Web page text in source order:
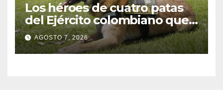
Los héroes de cuatro patas
del Ejército colombiano que
han salvado más de 28.000
vidas
AGOSTO 7, 2026